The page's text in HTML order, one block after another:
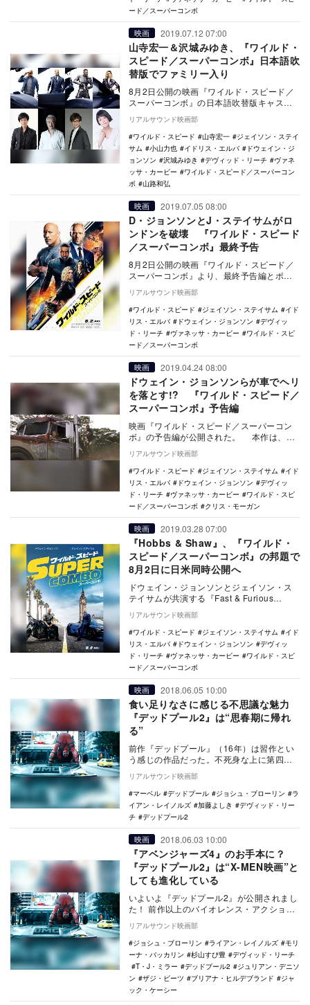
ード／スーパーコンボ
映画 2019.07.12 07:00
山寺宏一＆沢城みゆき、『ワイルド・
スピード／スーパーコンボ』日本語吹
替版でファミリー入り
8月2日公開の映画『ワイルド・スピード／
スーパーコンボ』の日本語吹替版キャスト
が発表された。 本作は、全世界累計興収
5000…
リアルサウンド映画部
ワイルド・スピード
山寺宏一
ジェイソン・ステイ
サム
小山力也 イドリス・エルバ
ドウェイン・ジ
ョンソン
沢城みゆき デヴィッド・リーチ
ヴァネ
ッサ・カービー
ワイルド・スピード／スーパーコン
ボ
山路和弘
映画 2019.07.05 08:00
D・ジョンソンとJ・ステイサムがロ
ンドンを破壊 『ワイルド・スピード
／スーパーコンボ』最終予告
8月2日公開の映画『ワイルド・スピード／
スーパーコンボ』より、最終予告編とポス
タービジュアルが公開された。 本作は、
全世…
リアルサウンド映画部
ワイルド・スピード
ジェイソン・ステイサム
イド
リス・エルバ
ドウェイン・ジョンソン
デヴィッ
ド・リーチ
ヴァネッサ・カービー
ワイルド・スピ
ード／スーパーコンボ
映画 2019.04.24 08:00
ドウェイン・ジョンソンらが車でヘリ
を落とす!? 『ワイルド・スピード／
スーパーコンボ』予告編
映画『ワイルド・スピード／スーパーコン
ボ』の予告編が公開された。 本作は、全
世界累計興収5000億円を超える『ワイル
ド・スピ…
リアルサウンド映画部
ワイルド・スピード
ジェイソン・ステイサム
イド
リス・エルバ
ドウェイン・ジョンソン
デヴィッ
ド・リーチ
ヴァネッサ・カービー
ワイルド・スピ
ード／スーパーコンボ
クリス・モーガン
映画 2019.03.28 07:00
『Hobbs & Shaw』、『ワイルド・
スピード／スーパーコンボ』の邦題で
8月2日に日米同時公開へ
ドウェイン・ジョンソンとジェイソン・ス
テイサムが共演する『Fast & Furious
Presents: Hobbs …
リアルサウンド映画部
ワイルド・スピード
ジェイソン・ステイサム
イド
リス・エルバ
ドウェイン・ジョンソン
デヴィッ
ド・リーチ
ヴァネッサ・カービー
ワイルド・スピ
ード／スーパーコンボ
映画 2018.06.05 10:00
食い足りなさに感じる不思議な魅力
『デッドプール2』は“思春期に帰れ
る”
前作『デッドプール』（16年）は習作とい
う感じの作品だった。不死身な上に第四の
壁を無視する傭兵デッドプール。そのキャ
ラクターに相…
リアルサウンド映画部
マーベル
デッドプール ジョシュ・ブローリン
ラ
イアン・レイノルズ
加藤よしき
デヴィッド・リー
チ
デッドプール2
映画 2018.06.03 10:00
『アベンジャーズ4』のお手本に？
『デッドプール2』は“X-MEN映画”と
しても進化している
いよいよ『デッドプール2』が公開されまし
た！ 前作以上のバイオレンス・アクショ
ン、スケール、ギャグ、そして今回は他の
マーベル、D…
リアルサウンド映画部
ジョシュ・ブローリン
ライアン・レイノルズ
モリ
ーナ・バッカリン
杉山すぴ豊
デヴィッド・リーチ
T・J・ミラー
デッドプール2
ジュリアン・デニソ
ン
ザジ・ビーツ ブリアナ・ヒルデブランド
ジャ
ック・ケーシー